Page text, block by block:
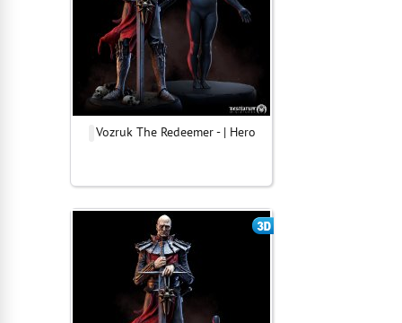
Vozruk The Redeemer - | Hero